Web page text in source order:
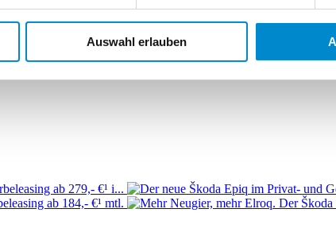
Auswahl erlauben